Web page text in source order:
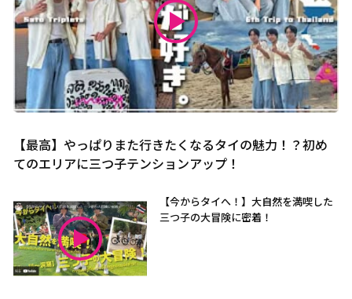
【最高】やっぱりまた行きたくなるタイの魅力！？初め
てのエリアに三つ子テンションアップ！
【今からタイへ！】大自然を満喫した
三つ子の大冒険に密着！